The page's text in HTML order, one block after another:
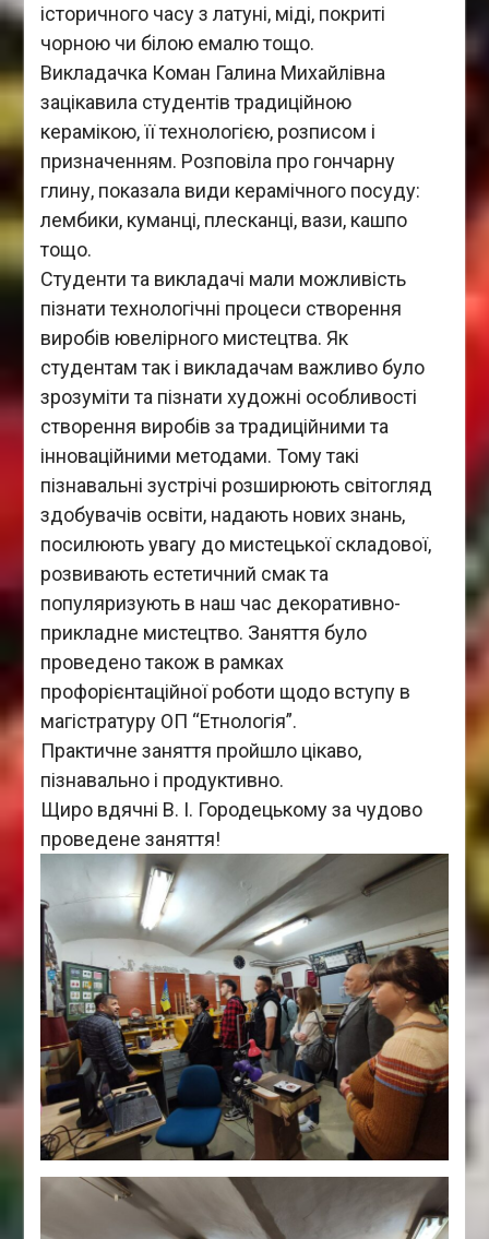
історичного часу з латуні, міді, покриті
чорною чи білою емалю тощо.
Викладачка Коман Галина Михайлівна
зацікавила студентів традиційною
керамікою, її технологією, розписом і
призначенням. Розповіла про гончарну
глину, показала види керамічного посуду:
лембики, куманці, плесканці, вази, кашпо
тощо.
Студенти та викладачі мали можливість
пізнати технологічні процеси створення
виробів ювелірного мистецтва. Як
студентам так і викладачам важливо було
зрозуміти та пізнати художні особливості
створення виробів за традиційними та
інноваційними методами. Тому такі
пізнавальні зустрічі розширюють світогляд
здобувачів освіти, надають нових знань,
посилюють увагу до мистецької складової,
розвивають естетичний смак та
популяризують в наш час декоративно-
прикладне мистецтво. Заняття було
проведено також в рамках
профорієнтаційної роботи щодо вступу в
магістратуру ОП “Етнологія”.
Практичне заняття пройшло цікаво,
пізнавально і продуктивно.
Щиро вдячні В. І. Городецькому за чудово
проведене заняття!